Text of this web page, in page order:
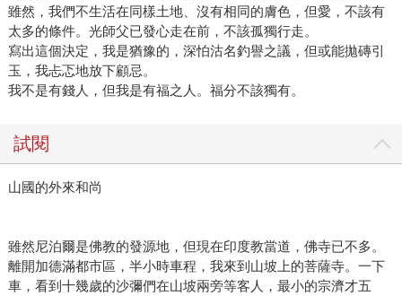
雖然，我們不生活在同樣土地、沒有相同的膚色，但愛，不該有
太多的條件。光師父已發心走在前，不該孤獨行走。
寫出這個決定，我是猶豫的，深怕沽名釣譽之議，但或能拋磚引
玉，我忐忑地放下顧忌。
我不是有錢人，但我是有福之人。福分不該獨有。
試閱
山國的外來和尚
雖然尼泊爾是佛教的發源地，但現在印度教當道，佛寺已不多。
離開加德滿都市區，半小時車程，我來到山坡上的菩薩寺。一下
車，看到十幾歲的沙彌們在山坡兩旁等客人，最小的宗濟才五